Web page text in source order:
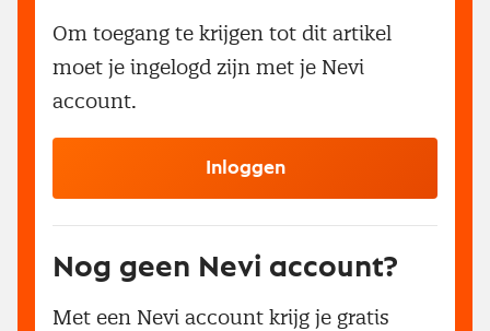
Om toegang te krijgen tot dit artikel
moet je ingelogd zijn met je Nevi
account.
Inloggen
Nog geen Nevi account?
Met een Nevi account krijg je gratis